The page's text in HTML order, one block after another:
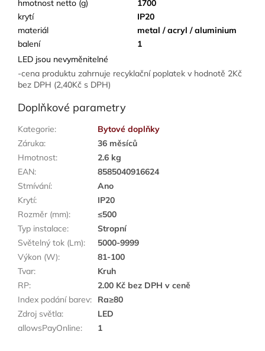
hmotnost netto (g)
1700
krytí
IP20
materiál
metal / acryl / aluminium
balení
1
LED jsou nevyměnitelné
-cena produktu zahrnuje recyklační poplatek v hodnotě 2Kč
bez DPH (2,40Kč s DPH)
Doplňkové parametry
Kategorie:
Bytové doplňky
Záruka:
36 měsíců
Hmotnost:
2.6 kg
EAN:
8585040916624
Stmívání:
Ano
Krytí:
IP20
Rozměr (mm):
≤500
Typ instalace:
Stropní
Světelný tok (Lm):
5000-9999
Výkon (W):
81-100
Tvar:
Kruh
RP:
2.00 Kč bez DPH v ceně
Index podání barev:
Ra≥80
Zdroj světla:
LED
allowsPayOnline: 1